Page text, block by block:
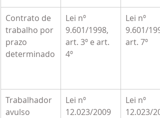
Contrato de
trabalho por
prazo
determinado
Lei nº
9.601/1998,
art. 3º e art.
4º
Lei nº
9.601/
art. 7º
Trabalhador
avulso
Lei nº
12.023/2009
Lei nº
12.023/